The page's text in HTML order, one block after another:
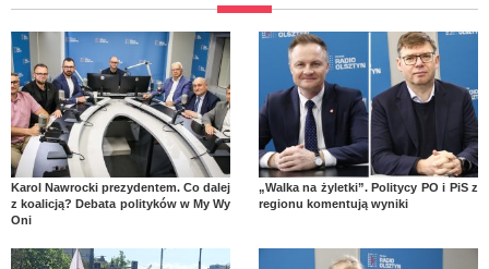
Karol Nawrocki prezydentem. Co dalej
z koalicją? Debata polityków w My Wy
Oni
„Walka na żyletki”. Politycy PO i PiS z
regionu komentują wyniki